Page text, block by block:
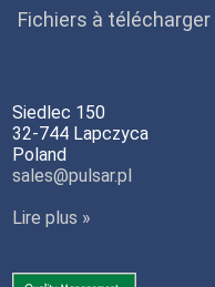
Fichiers à télécharger
Siedlec 150
32-744 Lapczyca
Poland
sales@pulsar.pl
Lire plus »